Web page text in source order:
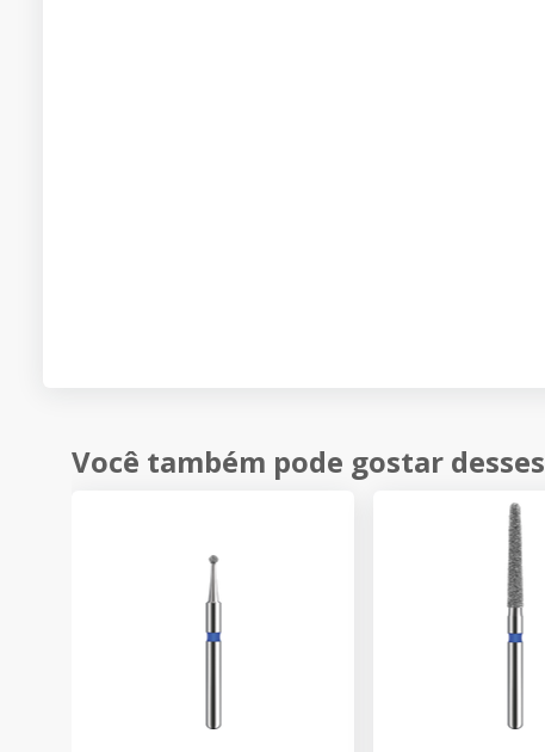
Você também pode gostar desses